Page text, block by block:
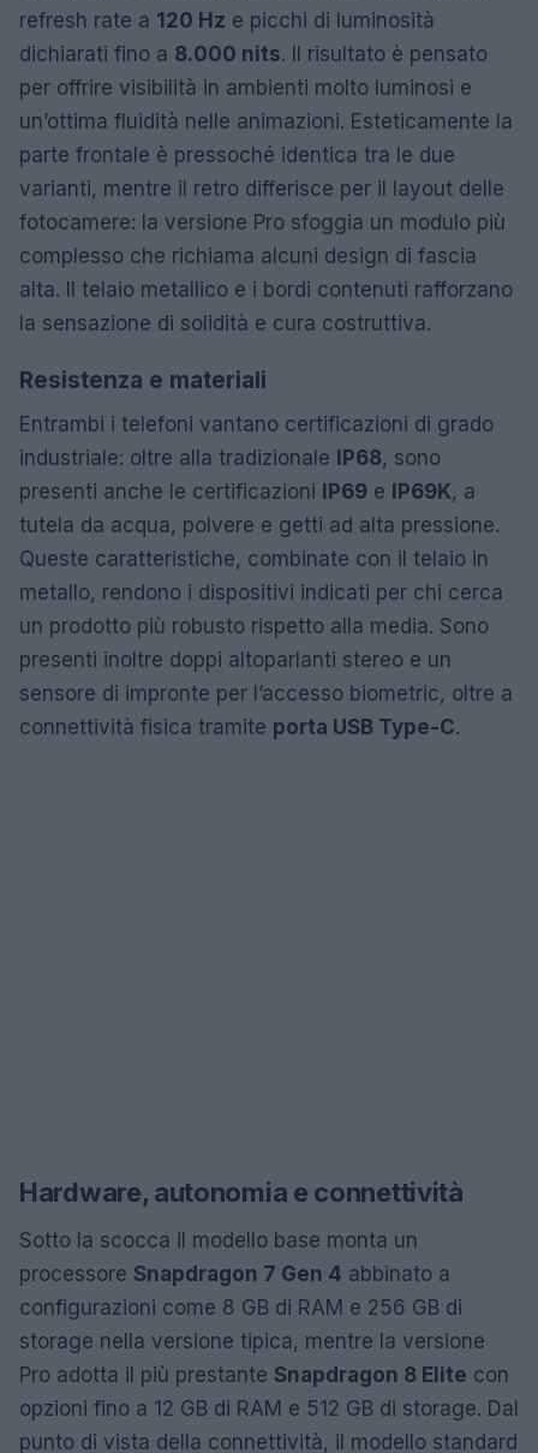
refresh rate a 120 Hz e picchi di luminosità
dichiarati fino a 8.000 nits. Il risultato è pensato
per offrire visibilità in ambienti molto luminosi e
un’ottima fluidità nelle animazioni. Esteticamente la
parte frontale è pressoché identica tra le due
varianti, mentre il retro differisce per il layout delle
fotocamere: la versione Pro sfoggia un modulo più
complesso che richiama alcuni design di fascia
alta. Il telaio metallico e i bordi contenuti rafforzano
la sensazione di solidità e cura costruttiva.
Resistenza e materiali
Entrambi i telefoni vantano certificazioni di grado
industriale: oltre alla tradizionale IP68, sono
presenti anche le certificazioni IP69 e IP69K, a
tutela da acqua, polvere e getti ad alta pressione.
Queste caratteristiche, combinate con il telaio in
metallo, rendono i dispositivi indicati per chi cerca
un prodotto più robusto rispetto alla media. Sono
presenti inoltre doppi altoparlanti stereo e un
sensore di impronte per l’accesso biometric, oltre a
connettività fisica tramite porta USB Type-C.
Hardware, autonomia e connettività
Sotto la scocca il modello base monta un
processore Snapdragon 7 Gen 4 abbinato a
configurazioni come 8 GB di RAM e 256 GB di
storage nella versione tipica, mentre la versione
Pro adotta il più prestante Snapdragon 8 Elite con
opzioni fino a 12 GB di RAM e 512 GB di storage. Dal
punto di vista della connettività, il modello standard